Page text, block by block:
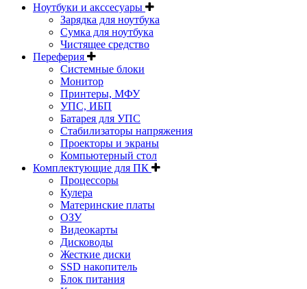
Ноутбуки и акссесуары
Зарядка для ноутбука
Сумка для ноутбука
Чистящее средство
Переферия
Системные блоки
Монитор
Принтеры, МФУ
УПС, ИБП
Батарея для УПС
Стабилизаторы напряжения
Проекторы и экраны
Компьютерный стол
Комплектующие для ПК
Процессоры
Кулера
Материнские платы
ОЗУ
Видеокарты
Дисководы
Жесткие диски
SSD накопитель
Блок питания